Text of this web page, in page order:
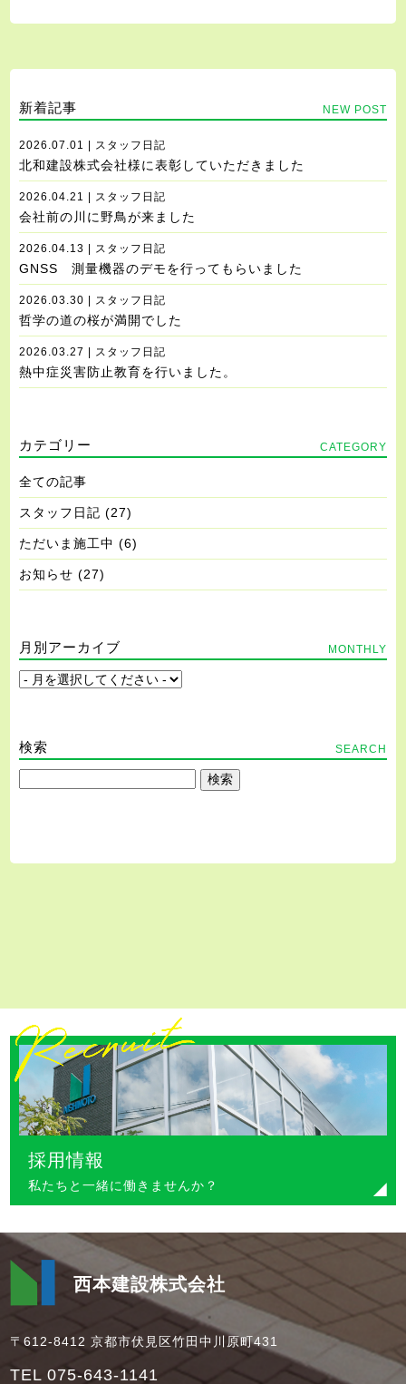
新着記事 NEW POST
2026.07.01 | スタッフ日記
北和建設株式会社様に表彰していただきました
2026.04.21 | スタッフ日記
会社前の川に野鳥が来ました
2026.04.13 | スタッフ日記
GNSS 測量機器のデモを行ってもらいました
2026.03.30 | スタッフ日記
哲学の道の桜が満開でした
2026.03.27 | スタッフ日記
熱中症災害防止教育を行いました。
カテゴリー CATEGORY
全ての記事
スタッフ日記 (27)
ただいま施工中 (6)
お知らせ (27)
月別アーカイブ MONTHLY
検索 SEARCH
採用情報
私たちと一緒に働きませんか？
西本建設株式会社
〒612-8412 京都市伏見区竹田中川原町431
TEL 075-643-1141